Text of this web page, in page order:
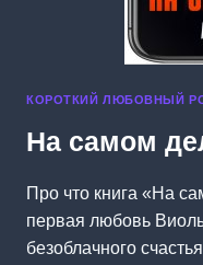
КОРОТКИЙ ЛЮБОВНЫЙ
На самом
Про что книга «На
первая любовь
безоблачного